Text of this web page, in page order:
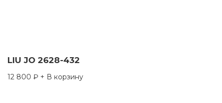
LIU JO 2628-432
12 800 ₽ + В корзину